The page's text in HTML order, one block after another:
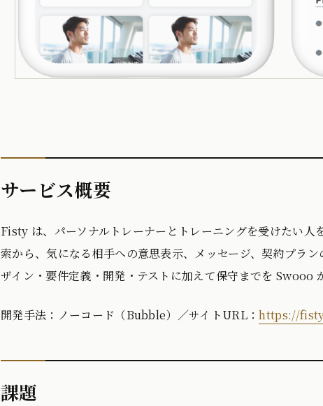
サービス概要
Fisty は、パーソナルトレーナーとトレーニングを受けたい人
索から、気になる相手への意思表示、メッセージ、契約プラ
ザイン・要件定義・開発・テストに加えて保守までを Swooo
開発手法：ノーコード（Bubble）／サイトURL：https://
課題